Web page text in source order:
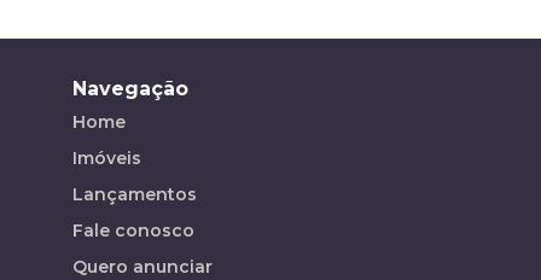
Navegação
Home
Imóveis
Lançamentos
Fale conosco
Quero anunciar